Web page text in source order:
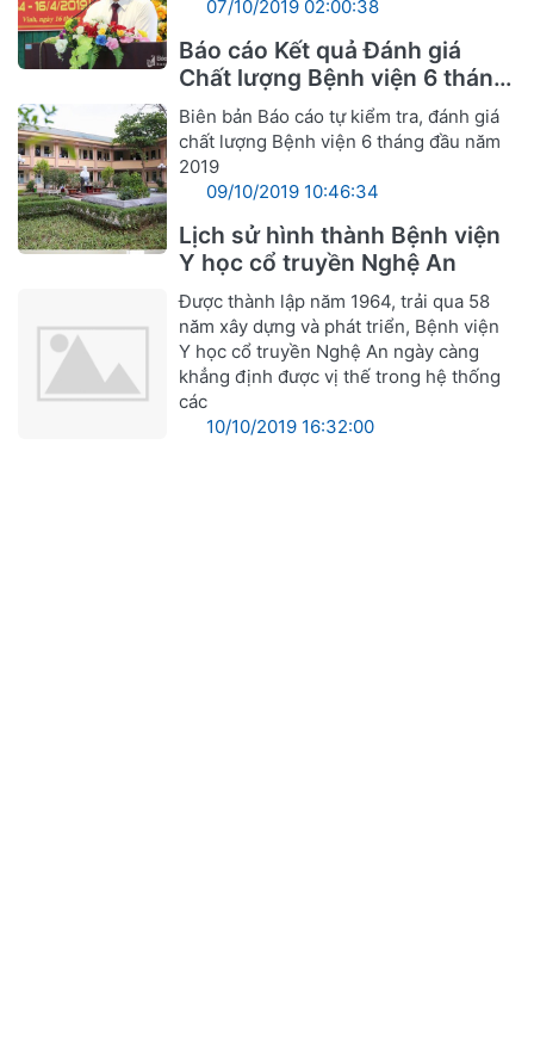
07/10/2019 02:00:38
Báo cáo Kết quả Đánh giá
Chất lượng Bệnh viện 6 tháng
đầu năm 2019
Biên bản Báo cáo tự kiểm tra, đánh giá
chất lượng Bệnh viện 6 tháng đầu năm
2019
09/10/2019 10:46:34
Lịch sử hình thành Bệnh viện
Y học cổ truyền Nghệ An
Được thành lập năm 1964, trải qua 58
năm xây dựng và phát triển, Bệnh viện
Y học cổ truyền Nghệ An ngày càng
khẳng định được vị thế trong hệ thống
các
10/10/2019 16:32:00